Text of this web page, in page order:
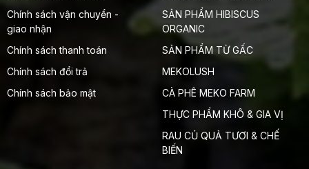
Chính sách vận chuyển -
giao nhận
Chính sách thanh toán
Chính sách đổi trả
Chính sách bảo mật
SẢN PHẨM HIBISCUS
ORGANIC
SẢN PHẨM TỪ GẤC
MEKOLUSH
CÀ PHÊ MEKO FARM
THỰC PHẨM KHÔ & GIA VỊ
RAU CỦ QUẢ TƯƠI & CHẾ
BIẾN